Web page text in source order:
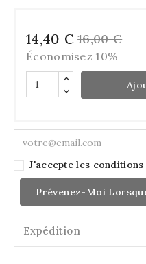
14,40 € 16,00 €
Économisez 10%
J'accepte les
Prévenez-Moi
Expédition